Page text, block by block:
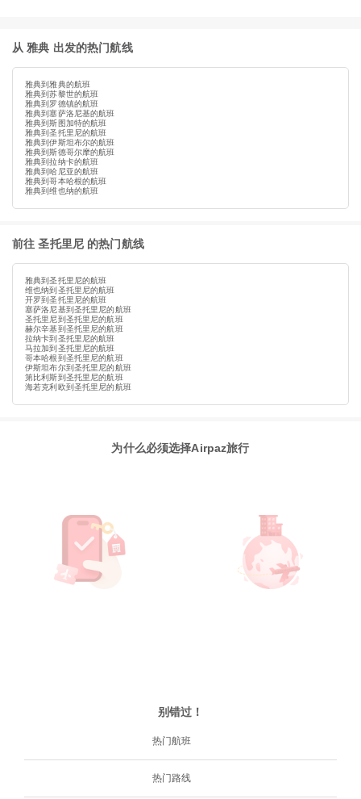
从 雅典 出发的热门航线
雅典到雅典的航班
雅典到苏黎世的航班
雅典到罗德镇的航班
雅典到塞萨洛尼基的航班
雅典到斯图加特的航班
雅典到圣托里尼的航班
雅典到伊斯坦布尔的航班
雅典到斯德哥尔摩的航班
雅典到拉纳卡的航班
雅典到哈尼亚的航班
雅典到哥本哈根的航班
雅典到维也纳的航班
前往 圣托里尼 的热门航线
雅典到圣托里尼的航班
维也纳到圣托里尼的航班
开罗到圣托里尼的航班
塞萨洛尼基到圣托里尼的航班
圣托里尼到圣托里尼的航班
赫尔辛基到圣托里尼的航班
拉纳卡到圣托里尼的航班
马拉加到圣托里尼的航班
哥本哈根到圣托里尼的航班
伊斯坦布尔到圣托里尼的航班
第比利斯到圣托里尼的航班
海若克利欧到圣托里尼的航班
为什么必须选择Airpaz旅行
别错过！
热门航班
热门路线